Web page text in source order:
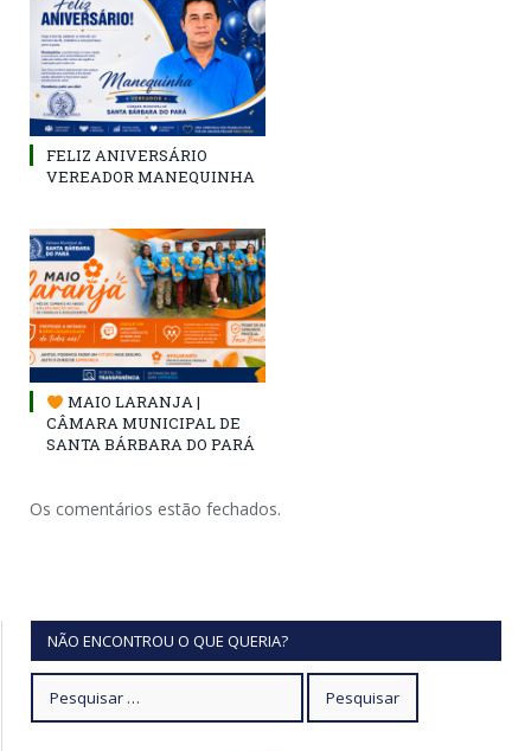
FELIZ ANIVERSÁRIO
VEREADOR MANEQUINHA
MAIO LARANJA |
CÂMARA MUNICIPAL DE
SANTA BÁRBARA DO PARÁ
Os comentários estão fechados.
NÃO ENCONTROU O QUE QUERIA?